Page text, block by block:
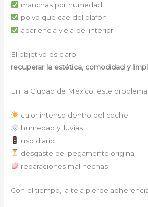
manchas por humedad
polvo que cae del plafón
apariencia vieja del interior
El objetivo es claro:
recuperar la estética, comodidad y
En la Ciudad de México, este
calor intenso dentro del coche
humedad y lluvias
uso diario
desgaste del pegamento original
reparaciones mal hechas
Con el tiempo, la tela pierde